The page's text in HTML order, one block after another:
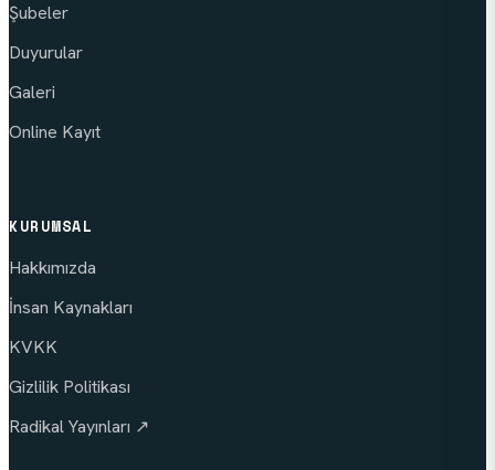
Şubeler
Duyurular
Galeri
Online Kayıt
KURUMSAL
Hakkımızda
İnsan Kaynakları
KVKK
Gizlilik Politikası
Radikal Yayınları ↗